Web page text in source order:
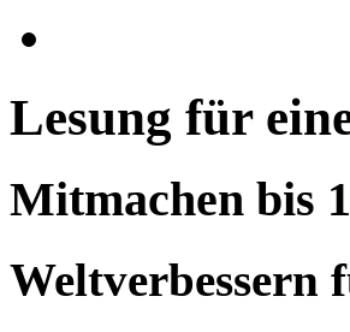
Lesung für
Mitmachen bis
Weltverbessern